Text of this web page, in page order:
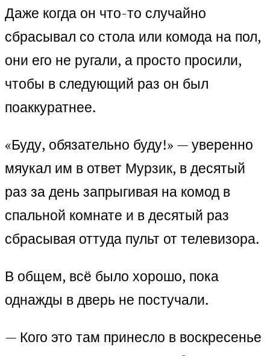
Даже когда он что-то случайно
сбрасывал со стола или комода на пол,
они его не ругали, а просто просили,
чтобы в следующий раз он был
поаккуратнее.
«Буду, обязательно буду!» — уверенно
мяукал им в ответ Мурзик, в десятый
раз за день запрыгивая на комод в
спальной комнате и в десятый раз
сбрасывая оттуда пульт от телевизора.
В общем, всё было хорошо, пока
однажды в дверь не постучали.
— Кого это там принесло в воскресенье